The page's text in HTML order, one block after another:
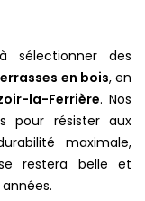
sélectionner des
en bois, en
la-Ferrière. Nos
pour résister aux
maximale,
restera belle et